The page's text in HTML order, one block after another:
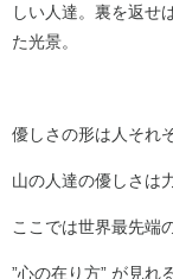
しい人達。裏を返せ
た光景。
優しさの形は人それ
山の人達の優しさは
ここでは世界最先端
”心の在り方” が見れ